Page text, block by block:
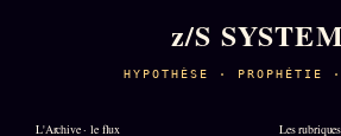
z/S
HYPOTHÈSE · PROPHÉTIE ·
L'Archive · le flux Les rubriques